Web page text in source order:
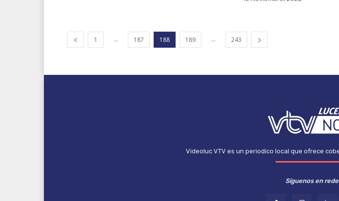
1 ... 187 188 189 ... 243
Videoluc VTV es un periodico local que ofrece
Síguenos en